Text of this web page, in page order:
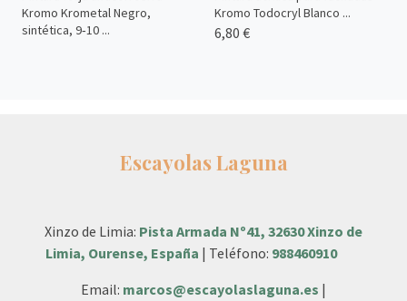
Kromo Krometal Negro,
sintética, 9‑10 ...
Kromo Todocryl Blanco ...
6,80 €
Escayolas Laguna
Xinzo de Limia: Pista Armada Nº41, 32630 Xinzo de
Limia, Ourense, España | Teléfono: 988460910
Email: marcos@escayolaslaguna.es |